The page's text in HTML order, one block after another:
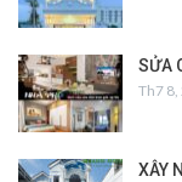
SỬA
Th7
XÂY